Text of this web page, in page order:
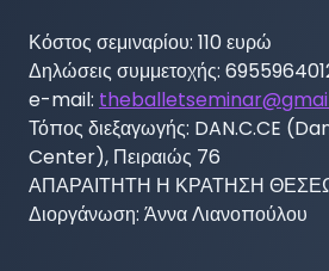
Κόστος σεμιναρίου: 110 ευρώ
Δηλώσεις συμμετοχής:
e-mail:
Τόπος διεξαγωγής: DAN.C.CE
Center), Πειραιώς 76
ΑΠΑΡΑΙΤΗΤΗ Η ΚΡΑΤΗΣΗ
Διοργάνωση: Άννα Λιανοπούλου